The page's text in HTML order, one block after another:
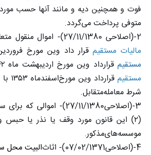
فوت و همچنین دیه و مانند آنها حسب
متوفی پرداخت می‌گردد.
2-(اصلاحی
27/11/1380)- اموال منقول
مالیات مستقیم قرار داد وین مورخ
مستقیم قرارداد وین مورخ اردیبهشت ماه
مستقیم قرارداد وین مورخ‌اسفندماه ۱۳۵۳
شرط معامله‌متقابل.
3-( اصلاحی27/11/1380)-
اموالی که
(۲) این قانون مورد وقف یا نذر یا حبس
موسسه‌های‌مذکور.
4-( اصلاحی07/02/1371)- اثاث‌البیت محل